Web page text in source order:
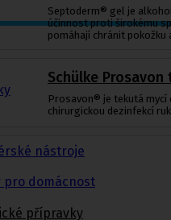
nástroje
pro domácnost
přípravky
Septoderm® gel je
účinnost proti širokému
pomáhají chránit pokožku
Schülke
Prosavon® je tekutá mycí
chirurgickou dezinfekcí